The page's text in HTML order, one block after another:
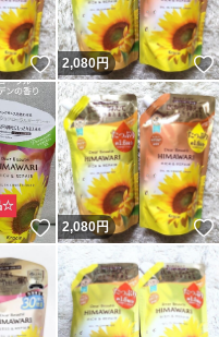
いいね！
2,080円
いいね！
2,080円